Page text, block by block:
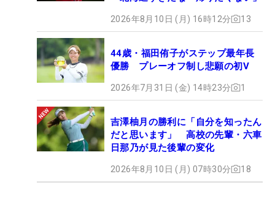
2026年8月10日 (月) 16時12分 13
44歳・福田侑子がステップ最年長
優勝 プレーオフ制し悲願の初V
2026年7月31日 (金) 14時23分 1
吉澤柚月の勝利に「自分を知ったん
だと思います」 高校の先輩・六車
日那乃が見た後輩の変化
2026年8月10日 (月) 07時30分 18